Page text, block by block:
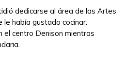
YA
dedicarse al área de las Artes
le había gustado cocinar.
el centro Denison mientras